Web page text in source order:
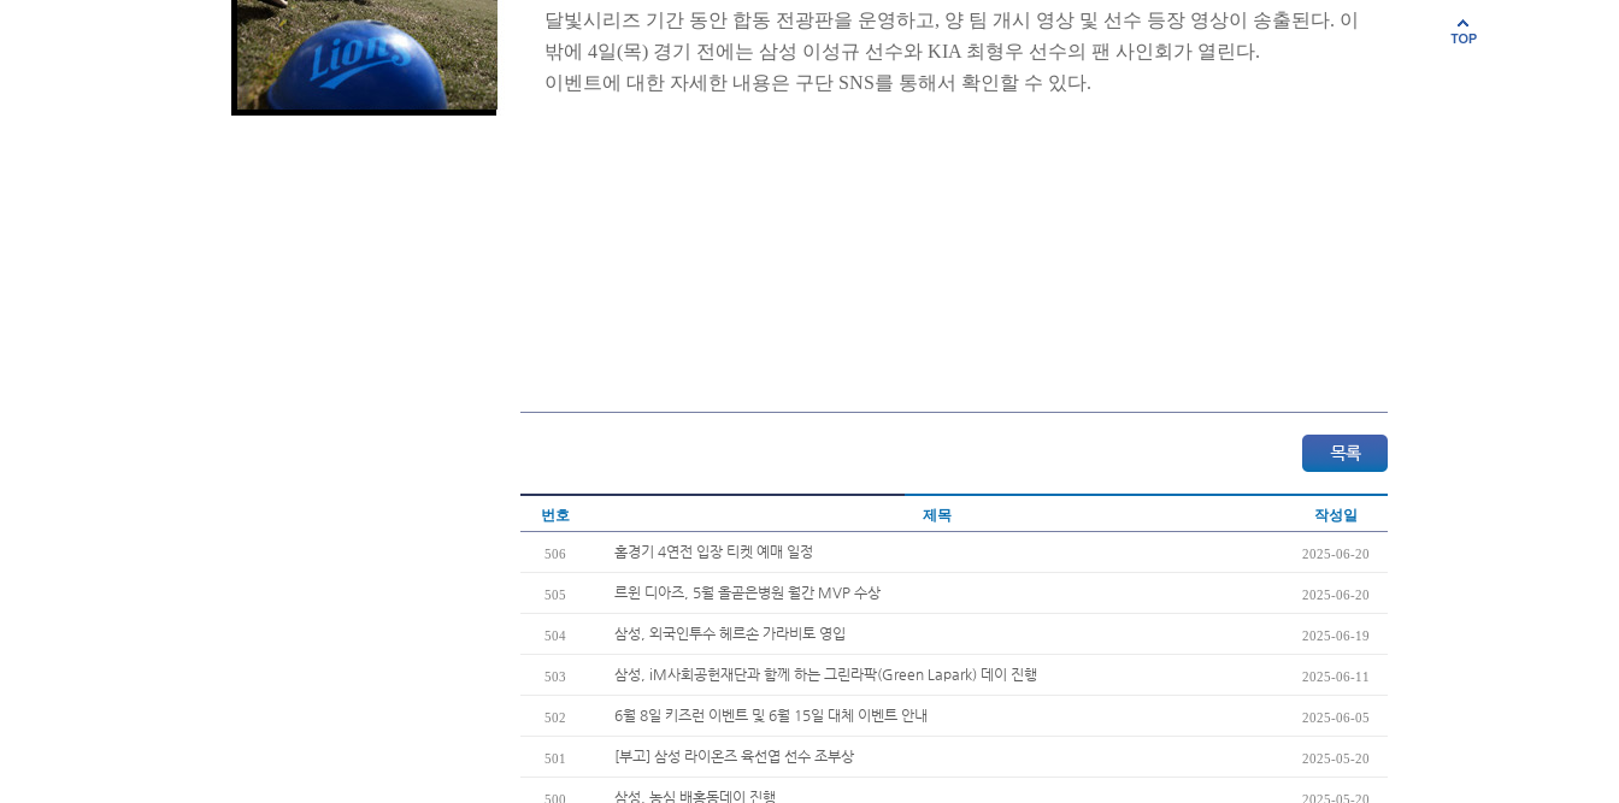
달빛시리즈 기간 동안 합동 전광판을 운영하고, 양 팀 개시 영상 및 선수 등장 영상이 송출된다. 이
밖에 4일(목) 경기 전에는 삼성 이성규 선수와 KIA 최형우 선수의 팬 사인회가 열린다.
이벤트에 대한 자세한 내용은 구단 SNS를 통해서 확인할 수 있다.
번호 제목 작성일
506 홈경기 4연전 입장 티켓 예매 일정 2025-06-20
505 르윈 디아즈, 5월 올곧은병원 월간 MVP 수상 2025-06-20
504 삼성, 외국인투수 헤르손 가라비토 영입 2025-06-19
503 삼성, iM사회공헌재단과 함께 하는 그린라팍(Green Lapark) 데이 진행 2025-06-11
502 6월 8일 키즈런 이벤트 및 6월 15일 대체 이벤트 안내 2025-06-05
501 [부고] 삼성 라이온즈 육선엽 선수 조부상 2025-05-20
500 삼성, 농심 배홍동데이 진행 2025-05-20